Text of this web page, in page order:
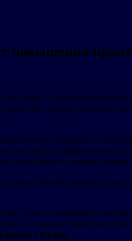
повышения
он будет
года смогут стать
процесса и
труда и эффективности
участниками проекта
труда на средних и
и сельское хозяйство,
Пуртов.